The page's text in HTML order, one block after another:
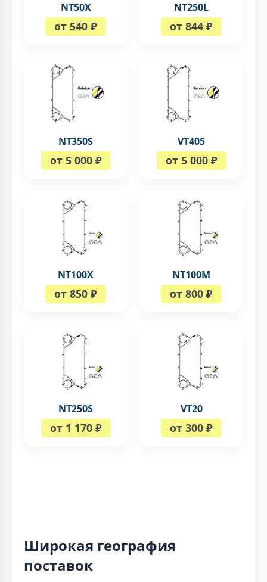
NT50X
от 540 ₽
NT250L
от 844 ₽
NT350S
от 5 000 ₽
VT405
от 5 000 ₽
NT100X
от 850 ₽
NT100M
от 800 ₽
NT250S
от 1 170 ₽
VT20
от 300 ₽
Широкая география
поставок